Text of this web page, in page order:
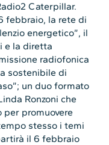
Caterpillar.
febbraio, la rete di
energetico”, il
e la diretta
radiofonica
sostenibile di
un duo formato
Ronzoni che
promuovere
stesso i temi
il 6 febbraio